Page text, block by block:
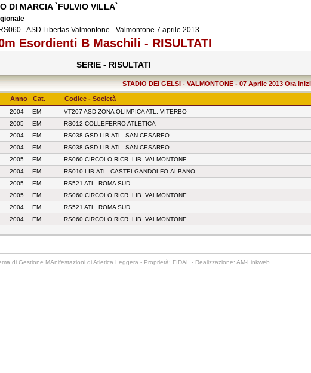
DI MARCIA `FULVIO VILLA`
- ASD Libertas Valmontone - Valmontone 7 aprile 2013
Esordienti B Maschili - RISULTATI
SERIE - RISULTATI
STADIO DEI GELSI - VALMONTONE - 07 Aprile 2013 Ora
Anno Cat. Codice - Società
2004 EM
VT207 ASD ZONA OLIMPICA ATL. VITERBO
2005 EM
RS012 COLLEFERRO ATLETICA
2004 EM
RS038 GSD LIB.ATL. SAN CESAREO
2004 EM
RS038 GSD LIB.ATL. SAN CESAREO
2005 EM
RS060 CIRCOLO RICR. LIB. VALMONTONE
2004 EM
RS010 LIB.ATL. CASTELGANDOLFO-ALBANO
2005 EM
RS521 ATL. ROMA SUD
2005 EM
RS060 CIRCOLO RICR. LIB. VALMONTONE
2004 EM RS521 ATL. ROMA SUD
2004 EM RS060 CIRCOLO RICR. LIB. VALMONTONE
di Gestione MAnifestazioni di Atletica Leggera - Proprietà: FIDAL - Realizzazione: AM-Linkweb